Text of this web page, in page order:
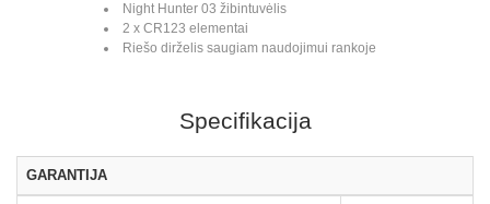
Night Hunter 03 žibintuvėlis
2 x CR123 elementai
Riešo dirželis saugiam naudojimui rankoje
Specifikacija
GARANTIJA